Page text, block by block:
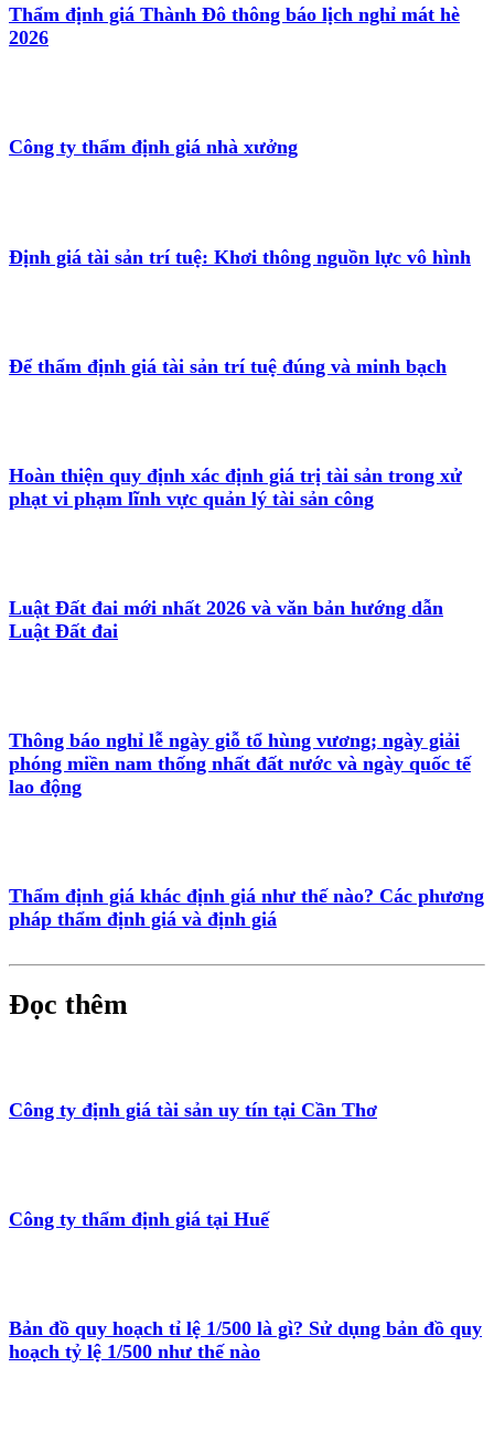
Thẩm định giá Thành Đô thông báo lịch nghỉ mát hè
2026
Công ty thẩm định giá nhà xưởng
Định giá tài sản trí tuệ: Khơi thông nguồn lực vô hình
Để thẩm định giá tài sản trí tuệ đúng và minh bạch
Hoàn thiện quy định xác định giá trị tài sản trong xử
phạt vi phạm lĩnh vực quản lý tài sản công
Luật Đất đai mới nhất 2026 và văn bản hướng dẫn
Luật Đất đai
Thông báo nghỉ lễ ngày giỗ tổ hùng vương; ngày giải
phóng miền nam thống nhất đất nước và ngày quốc tế
lao động
Thẩm định giá khác định giá như thế nào? Các phương
pháp thẩm định giá và định giá
Đọc thêm
Công ty định giá tài sản uy tín tại Cần Thơ
Công ty thẩm định giá tại Huế
Bản đồ quy hoạch tỉ lệ 1/500 là gì? Sử dụng bản đồ quy
hoạch tỷ lệ 1/500 như thế nào